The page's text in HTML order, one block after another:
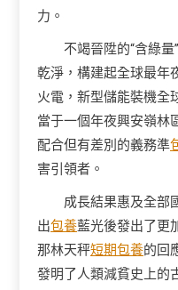
力。
不竭晉陞的“含綠
乾淨，構建起全球最年
火電，新型儲能裝機全
當于一個年夜興安嶺林
配合但有差別的義務準
害引領者。
成長結果惠及全部
出包養藍光後發出了更
那林天秤短期包養的回
發明了人類減貧史上的